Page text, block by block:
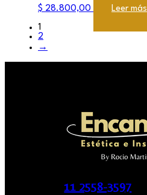
$ 28.800,00 Leer más
1
2
→
11 2558-3597